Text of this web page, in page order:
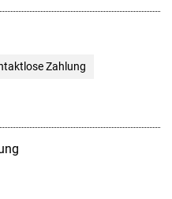
Zahlung